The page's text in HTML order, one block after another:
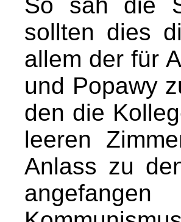
sollten dies
allem der für
und Popawy
den die
leeren
Anlass zu